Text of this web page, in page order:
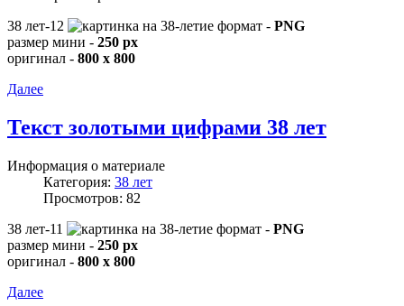
38 лет-12
формат - PNG
размер мини - 250 px
оригинал - 800 x 800
Далее
Текст золотыми цифрами 38 лет
Информация о материале
Категория: 38 лет
Просмотров: 82
38 лет-11
формат - PNG
размер мини - 250 px
оригинал - 800 x 800
Далее